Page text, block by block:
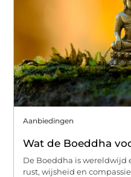
Aanbiedingen
Wat de Boeddha
De Boeddha is wereldwijd
rust, wijsheid en